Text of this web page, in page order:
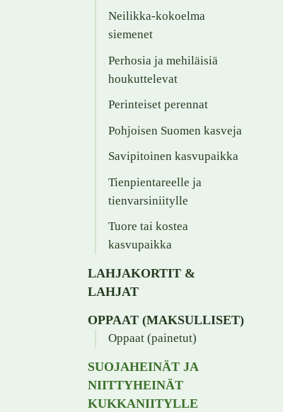
Neilikka-kokoelma
siemenet
Perhosia ja mehiläisiä
houkuttelevat
Perinteiset perennat
Pohjoisen Suomen kasveja
Savipitoinen kasvupaikka
Tienpientareelle ja
tienvarsiniitylle
Tuore tai kostea
kasvupaikka
LAHJAKORTIT &
LAHJAT
OPPAAT (MAKSULLISET)
Oppaat (painetut)
SUOJAHEINÄT JA
NIITTYHEINÄT
KUKKANIITYLLE